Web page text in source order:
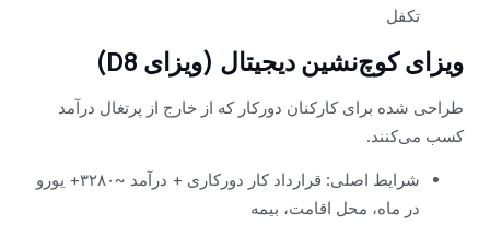
تکفل
ویزای کوچ‌نشین دیجیتال (ویزای D8)
طراحی شده برای کارکنان دورکار که از خارج از پرتغال درآمد
کسب می‌کنند.
شرایط اصلی: قرارداد کار دورکاری + درآمد ~۳۲۸۰+ یورو
در ماه، محل اقامت، بیمه